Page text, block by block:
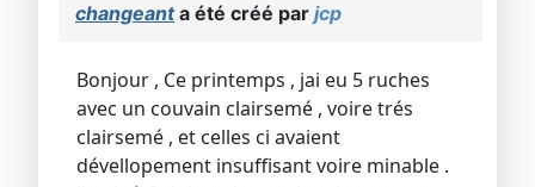
changeanta été créé par jcp
Bonjour , Ce printemps , jai eu 5 ruches
avec un couvain clairsemé , voire trés
clairsemé , et celles ci avaient
dévellopement insuffisant voire minable .